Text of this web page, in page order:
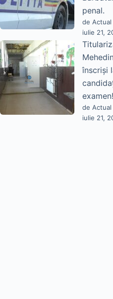
penal.
de
iulie 21,
înscriși
examen!
de
iulie 21,